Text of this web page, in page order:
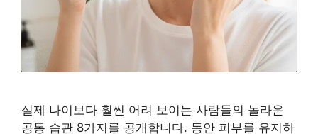
실제 나이보다 훨씬 어려 보이는 사람들의 놀라운
공통 습관 8가지를 공개합니다. 동안 피부를 유지하